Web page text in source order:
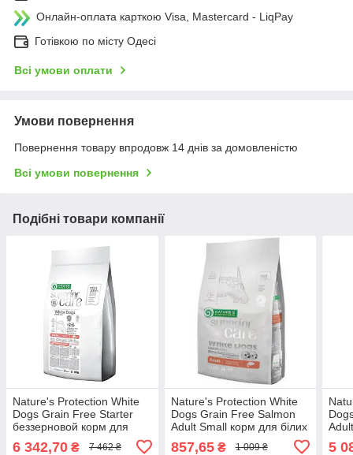
Онлайн-оплата карткою Visa, Mastercard - LiqPay
Готівкою по місту Одесі
Всі умови оплати
Умови повернення
Повернення товару впродовж 14 днів за домовленістю
Всі умови повернення
Подібні товари компанії
Nature's Protection White
Dogs Grain Free Starter
беззерновой корм для
цуценят з білою шерстю,
17 кг
6 342,70 ₴ 7 462 ₴
Nature's Protection White
Dogs Grain Free Salmon
Adult Small корм для білих
лососем,1.5 кг
857,65₴ 1 009 ₴ 5